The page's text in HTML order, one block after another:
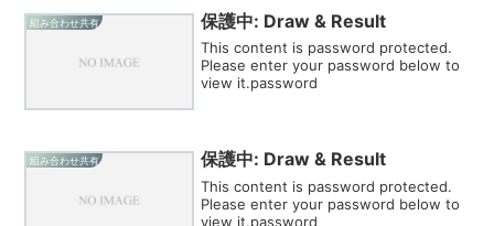
組み合わせ共有 保護中: Draw & Result
This content is password protected.
Please enter your password below to
view it.password
組み合わせ共有 保護中: Draw & Result
This content is password protected.
Please enter your password below to
view it.password